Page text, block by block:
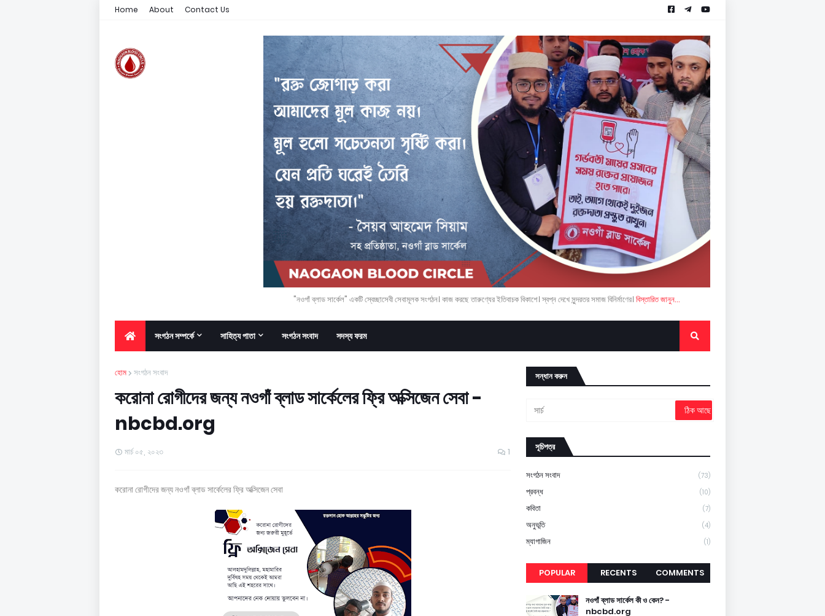
Home About Contact Us
"নওগাঁ ব্লাড সার্কেল" একটি স্বেচ্ছাসেবী সেবামূলক সংগঠন। কাজ করছে তারুণ্যের ইতিবাচক বিকাশে। স্বপ্ন দেখে সুন্দরতর সমাজ বিনির্মাণের। বিস্তারিত জানুন...
সংগঠন সম্পর্কে সাহিত্য পাতা সংগঠন সংবাদ সদস্য ফরম
হোম সংগঠন সংবাদ
করোনা রোগীদের জন্য নওগাঁ ব্লাড সার্কেলের ফ্রি অক্সিজেন সেবা -
nbcbd.org
মার্চ ০৫, ২০২৩ 1
করোনা রোগীদের জন্য নওগাঁ ব্লাড সার্কেলের ফ্রি অক্সিজেন সেবা
সন্ধান করুন
সূচিপত্র
সংগঠন সংবাদ (73)
প্রবন্ধ (10)
কবিতা (7)
অনুভূতি (4)
ম্যাগাজিন (1)
POPULAR RECENTS COMMENTS
নওগাঁ ব্লাড সার্কেল কী ও কেন? -
nbcbd.org